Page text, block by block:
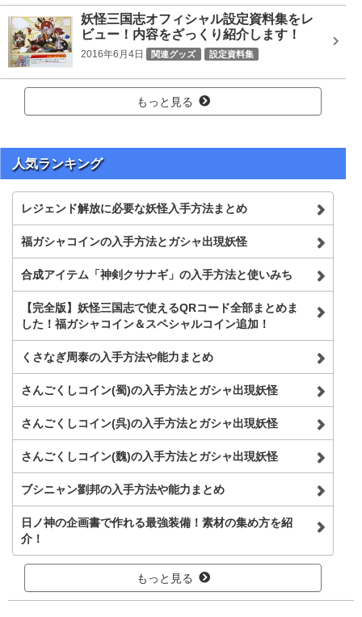
ソルカ
ノルカ ノルカソルカ
ビッグボス
プリズンブレイカー曹彰
レッドJ劉備
大魔王シブ
日ノ神
赤鬼呂布 魔王コイ
妖怪三国志オフィシャル設定資料集をレ
ビュー！内容をざっくり紹介します！
2016年6月4日 関連グッズ 設定資料集
もっと見る
人気ランキング
レジェンド解放に必要な妖怪入手方法まとめ
福ガシャコインの入手方法とガシャ出現妖怪
合成アイテム「神剣クサナギ」の入手方法と使いみち
【完全版】妖怪三国志で使えるQRコード全部まとめま
した！福ガシャコイン＆スペシャルコイン追加！
くさなぎ周泰の入手方法や能力まとめ
さんごくしコイン(蜀)の入手方法とガシャ出現妖怪
さんごくしコイン(呉)の入手方法とガシャ出現妖怪
さんごくしコイン(魏)の入手方法とガシャ出現妖怪
ブシニャン劉邦の入手方法や能力まとめ
日ノ神の企画書で作れる最強装備！素材の集め方を紹
介！
もっと見る